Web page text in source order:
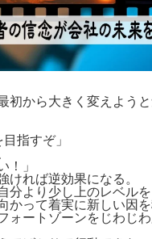
初から大きく変えよう
指すぞ」
！」
ければ逆効果になる。
分より少し上のレベル
かって着実に新しい因を
ォートゾーンをじわじわ